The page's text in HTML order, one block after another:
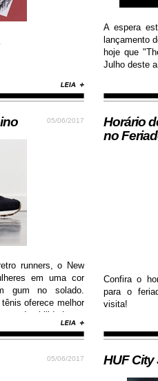
05/06/2017
runners, o New
em uma cor
gum no solado.
oferece melhor
durabilidade e
05/06/2017
A espera
lançamento
hoje que
Julho deste
Horário
no
Confira o
para o
visita!
HUF City